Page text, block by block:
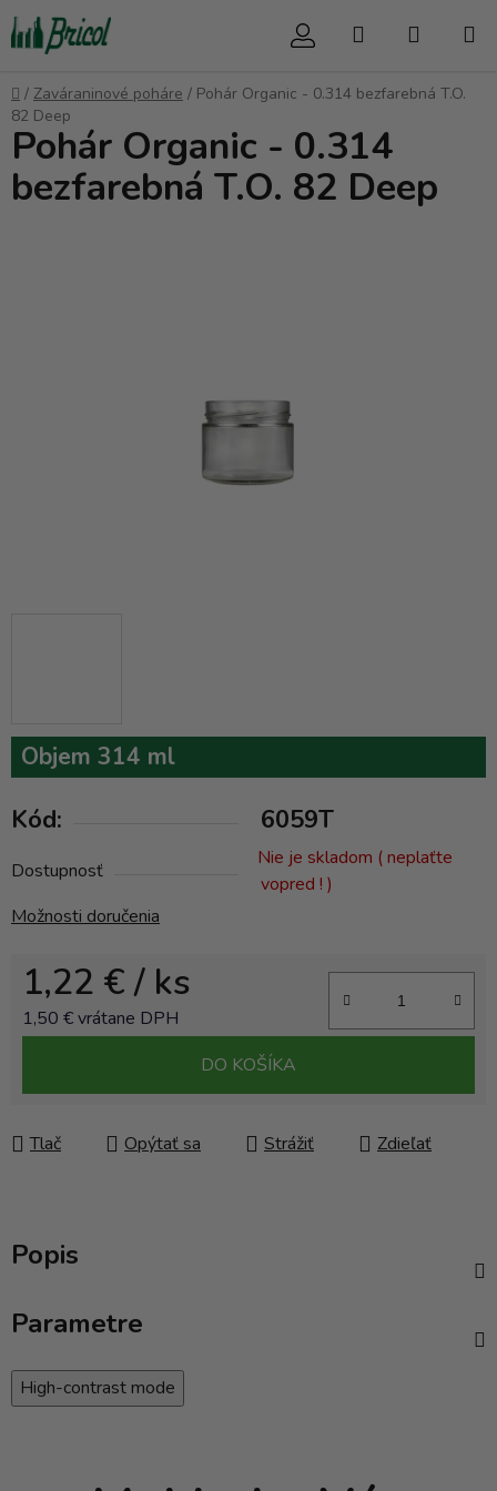
Prejsť
na
obsah
Hľadať
Domov
/ Zaváraninové poháre / Pohár Organic - 0.314 bezfarebná T.O.
82 Deep
Objem 314 ml
Kód: 6059T
Dostupnosť
Nie je skladom ( neplaťte
vopred ! )
Možnosti doručenia
1,22 €/ ks
1,50 € vrátane DPH
DO KOŠÍKA
Tlač Opýtať sa Strážiť Zdieľať
Pohár Organic - 0.314
bezfarebná T.O. 82 Deep
Popis
Parametre
High-contrast mode